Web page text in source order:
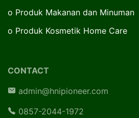
o Produk Makanan dan Minuman
o Produk Kosmetik Home Care
CONTACT
admin@hnipioneer.com
0857-2044-1972